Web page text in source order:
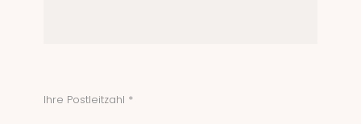
Ihre Postleitzahl *